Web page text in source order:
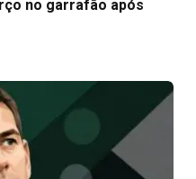
no garrafão após